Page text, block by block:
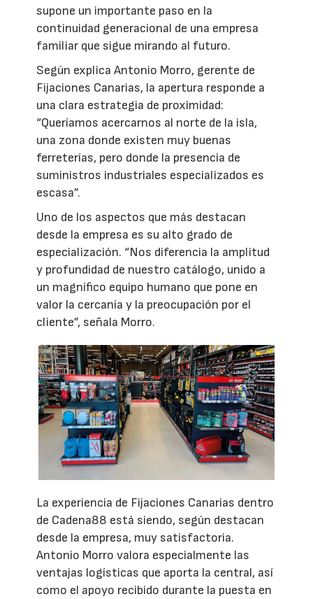
supone un importante paso en la
continuidad generacional de una empresa
familiar que sigue mirando al futuro.
Según explica Antonio Morro, gerente de
Fijaciones Canarias, la apertura responde a
una clara estrategia de proximidad:
“Queríamos acercarnos al norte de la isla,
una zona donde existen muy buenas
ferreterías, pero donde la presencia de
suministros industriales especializados es
escasa”.
Uno de los aspectos que más destacan
desde la empresa es su alto grado de
especialización. “Nos diferencia la amplitud
y profundidad de nuestro catálogo, unido a
un magnífico equipo humano que pone en
valor la cercanía y la preocupación por el
cliente”, señala Morro.
La experiencia de Fijaciones Canarias dentro
de Cadena88 está siendo, según destacan
desde la empresa, muy satisfactoria.
Antonio Morro valora especialmente las
ventajas logísticas que aporta la central, así
como el apoyo recibido durante la puesta en